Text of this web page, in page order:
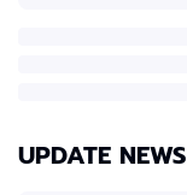
UPDATE NEWS